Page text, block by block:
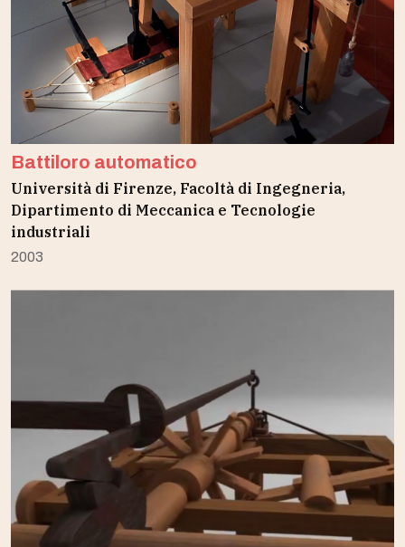
Battiloro automatico
Università di Firenze, Facoltà di Ingegneria,
Dipartimento di Meccanica e Tecnologie
industriali
2003